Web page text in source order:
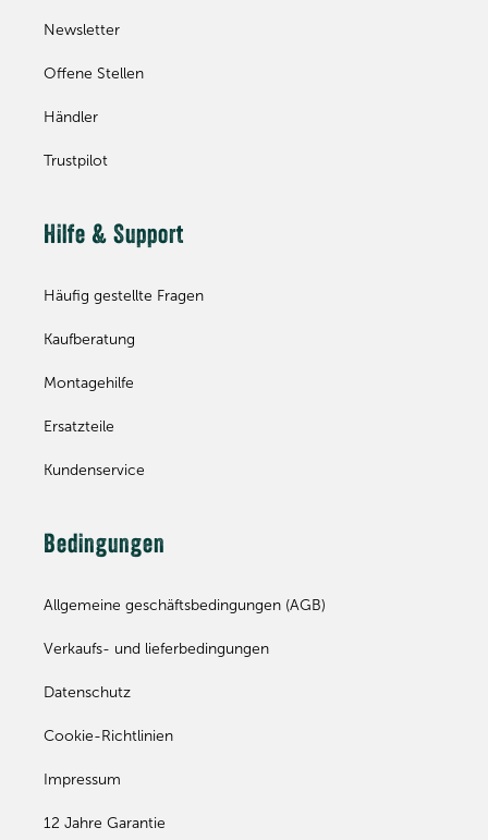
Newsletter
Offene Stellen
Händler
Trustpilot
Hilfe & Support
Häufig gestellte Fragen
Kaufberatung
Montagehilfe
Ersatzteile
Kundenservice
Bedingungen
Allgemeine geschäftsbedingungen (AGB)
Verkaufs- und lieferbedingungen
Datenschutz
Cookie-Richtlinien
Impressum
12 Jahre Garantie